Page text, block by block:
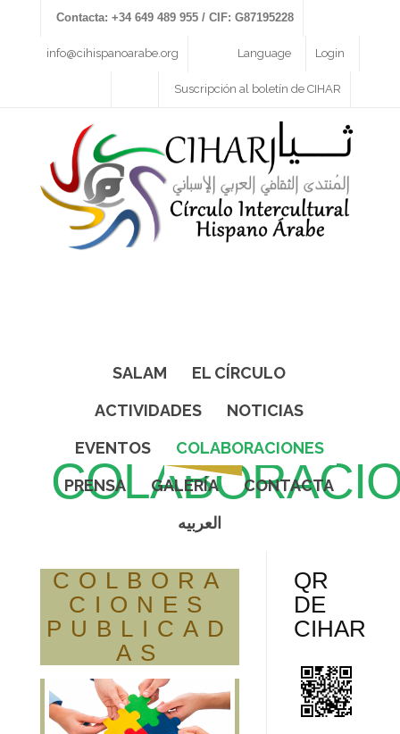
Contacta: +34 649 489 955 / CIF: G87195228
info@cihispanoarabe.org Login
Language
Suscripción al boletín de CIHAR
SALAM
EL CÍRCULO
ACTIVIDADES
NOTICIAS
EVENTOS
COLABORACIONES
PRENSA
GALERÍA
CONTACTA
العربيه
COLBORA
CIONES
PUBLICAD
AS
QR
DE
CIHAR